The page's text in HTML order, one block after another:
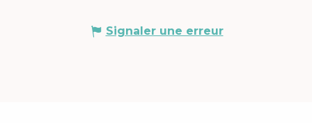
Signaler une erreur